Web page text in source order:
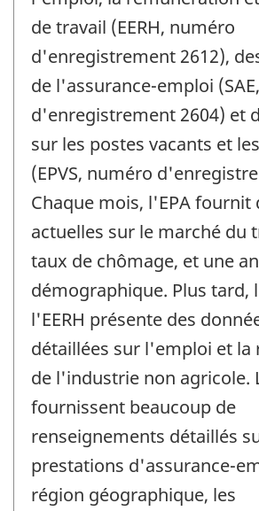
de travail (EERH, numéro
d'enregistrement 2612),
de l'assurance-emploi
d'enregistrement 2604) et
sur les postes vacants et
(EPVS, numéro
Chaque mois, l'EPA fournit
actuelles sur le marché du
taux de chômage, et une
démographique. Plus tard,
l'EERH présente des
détaillées sur l'emploi et la
de l'industrie non agricole.
fournissent beaucoup de
renseignements détaillés
prestations d'assurance-
région géographique, les